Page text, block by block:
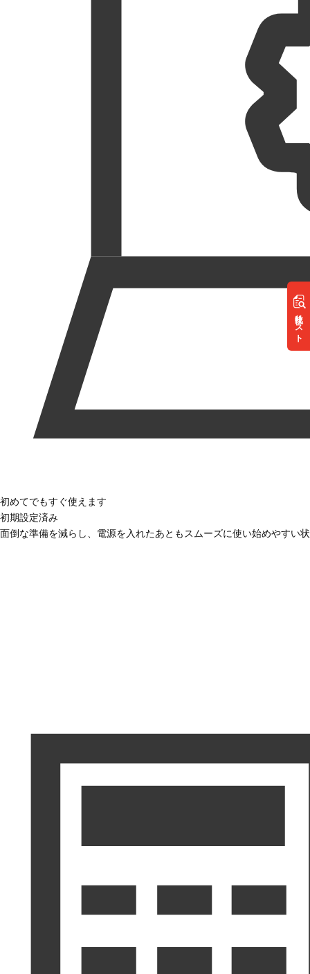
リスト
初めてでもすぐ使えます
初期設定済み
面倒な準備を減らし、電源を入れたあともスムーズに使い始めやすい